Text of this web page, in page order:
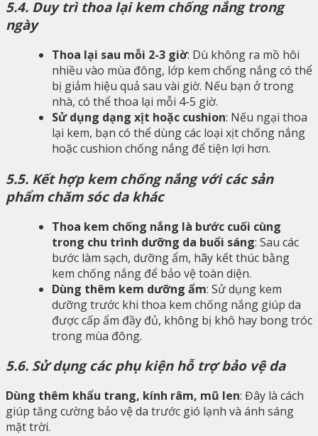
5.4. Duy trì thoa lại kem chống nắng trong
ngày
Thoa lại sau mỗi 2-3 giờ: Dù không ra mồ hôi
nhiều vào mùa đông, lớp kem chống nắng có thể
bị giảm hiệu quả sau vài giờ. Nếu bạn ở trong
nhà, có thể thoa lại mỗi 4-5 giờ.
Sử dụng dạng xịt hoặc cushion: Nếu ngại thoa
lại kem, bạn có thể dùng các loại xịt chống nắng
hoặc cushion chống nắng để tiện lợi hơn.
5.5. Kết hợp kem chống nắng với các sản
phẩm chăm sóc da khác
Thoa kem chống nắng là bước cuối cùng
trong chu trình dưỡng da buổi sáng: Sau các
bước làm sạch, dưỡng ẩm, hãy kết thúc bằng
kem chống nắng để bảo vệ toàn diện.
Dùng thêm kem dưỡng ẩm: Sử dụng kem
dưỡng trước khi thoa kem chống nắng giúp da
được cấp ẩm đầy đủ, không bị khô hay bong tróc
trong mùa đông.
5.6. Sử dụng các phụ kiện hỗ trợ bảo vệ da
Dùng thêm khẩu trang, kính râm, mũ len: Đây là cách
giúp tăng cường bảo vệ da trước gió lạnh và ánh sáng
mặt trời.